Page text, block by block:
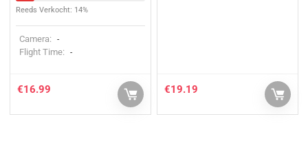
Reeds Verkocht: 14%
Camera: -
Flight Time: -
€16.99 €19.19